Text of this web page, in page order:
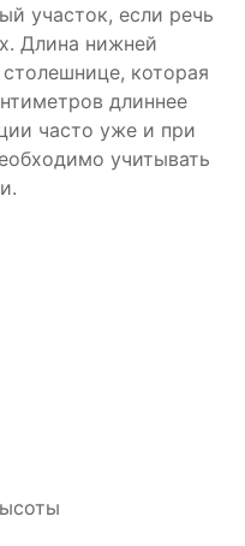
участок, если речь
Длина нижней
которая
длиннее
часто уже и при
учитывать